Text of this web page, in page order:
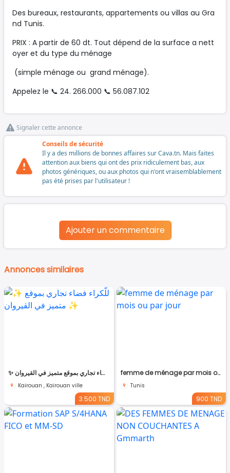
Des bureaux, restaurants, appartements ou villas au Gra
nd Tunis.
PRIX : A partir de 60 dt. Tout dépend de la surface a nett
oyer et du type du ménage
(simple ménage ou grand ménage).
Appelez le 📞 24. 266.000 📞 56.087.102
Signaler cette annonce
Conseils de sécurité
Il y a des millions de bonnes affaires sur Cava.tn. Mais faites
attention aux biens qui ont des prix ridiculement bas, aux
photos génériques, ou aux photos qui n'ont vraisemblablement
pas été prises par l'utilisateur !
Ajouter un commentaire
Annonces similaires
✨ للّكراء فضاء تجاري بموقع متميز في القيروان ✨
Kairouan , Kairouan ville
3.500 TND
femme de ménage par mois ou par jour
Tunis
900 TND